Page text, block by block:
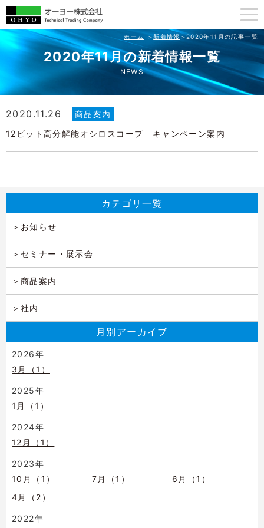
2020年11月の新着情報一覧
NEWS
ホーム 新着情報 2020年11月の記事一覧
2020.11.26
商品案内
12ビット高分解能オシロスコープ キャンペーン案内
カテゴリ一覧
お知らせ
セミナー・展示会
商品案内
社内
月別アーカイブ
2026年
3月（1）
2025年
1月（1）
2024年
12月（1）
2023年
10月（1）
7月（1）
6月（1）
4月（2）
2022年